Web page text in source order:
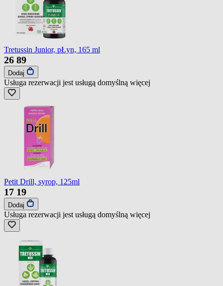
Tretussin Junior, pŁyn, 165 ml
26 89
Dodaj
Usługa rezerwacji jest usługą domyślną więcej
Petit Drill, syrop, 125ml
17 19
Dodaj
Usługa rezerwacji jest usługą domyślną więcej